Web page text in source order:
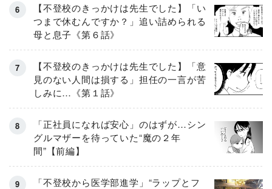
【不登校のきっかけは先生でした】「い
つまで休むんですか？」追い詰められる
母と息子《第６話》
【不登校のきっかけは先生でした】「意
見のない人間は損する」担任の一言が苦
しみに…《第１話》
「正社員になれば安心」のはずが…シン
グルマザーを待っていた“魔の２年
間”【前編】
「不登校から医学部進学」“ラップとフ